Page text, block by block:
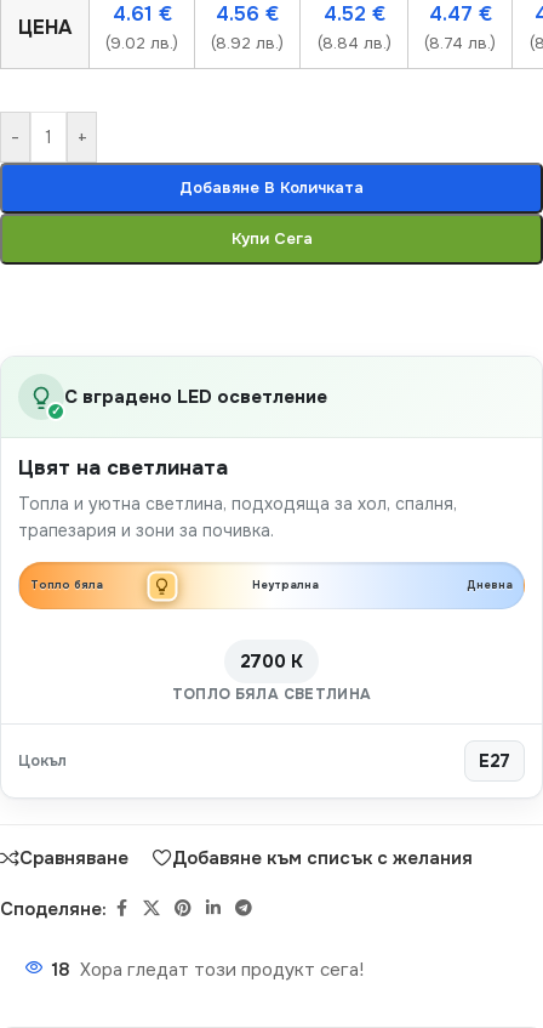
ЦЕНА
4.61 €
(9.02 лв.)
4.56 €
(8.92 лв.)
4.52 €
(8.84 лв.)
4.47 €
(8.74 лв.)
- +
Добавяне В Количката
Купи Сега
✓
С вградено LED осветление
Цвят на светлината
Топла и уютна светлина, подходяща за хол, спалня,
трапезария и зони за почивка.
Топло бяла Неутрална Дневна
2700 K
ТОПЛО БЯЛА СВЕТЛИНА
Цокъл E27
Сравняване Добавяне към списък с желания
Споделяне:
18 Хора гледат този продукт сега!